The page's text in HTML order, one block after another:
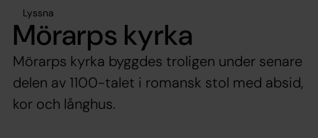
Lyssna
Mörarps kyrka
Mörarps kyrka byggdes troligen under senare
delen av 1100-talet i romansk stol med absid,
kor och långhus.